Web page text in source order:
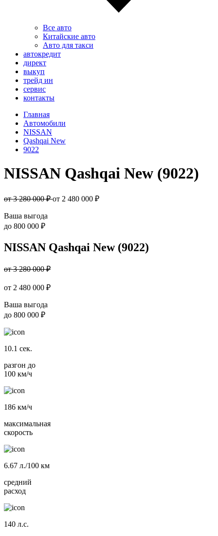
Все авто
Китайские авто
Авто для такси
автокредит
директ
выкуп
трейд ин
сервис
контакты
Главная
Автомобили
NISSAN
Qashqai New
9022
NISSAN Qashqai New (9022)
от 3 280 000 ₽от 2 480 000 ₽
Ваша выгода
до 800 000 ₽
NISSAN Qashqai New (9022)
от 3 280 000 ₽
от 2 480 000 ₽
Ваша выгода
до 800 000 ₽
10.1 сек.
разгон до
100 км/ч
186 км/ч
максимальная
скорость
6.67 л./100 км
средний
расход
140 л.с.